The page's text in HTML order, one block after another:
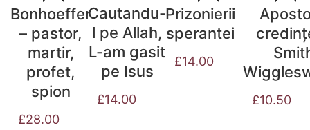
Bonhoeffer
– pastor,
martir,
profet,
spion
£28.00
Cautandu-
l pe Allah,
L-am gasit
pe Isus
£14.00
Prizonierii
sperantei
£14.00
£10.50